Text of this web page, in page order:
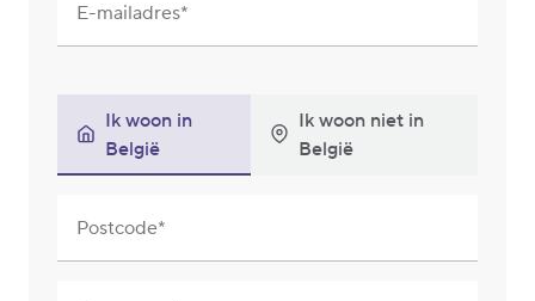
E-mailadres
Ik woon in
België
Ik woon niet in
België
Postcode